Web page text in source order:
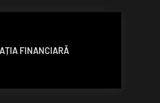
FINANCIARĂ